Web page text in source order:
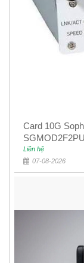
Card 10G
Liên hệ
07-08-2026